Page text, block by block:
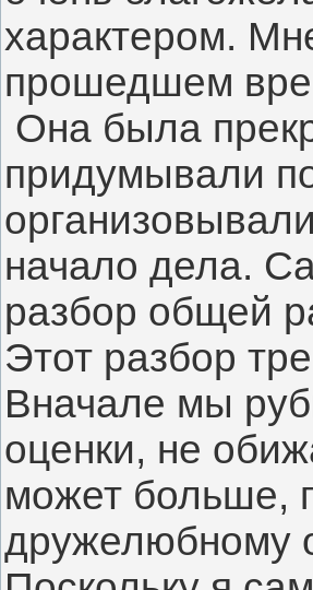
характером.
прошедшем
Она была
придумывали
начало дела.
разбор общей
Этот разбор
Вначале мы
оценки, не
может больше,
дружелюбному